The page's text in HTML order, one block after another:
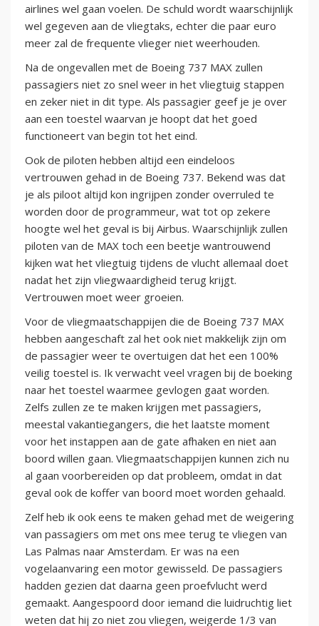
airlines wel gaan voelen. De schuld wordt waarschijnlijk
wel gegeven aan de vliegtaks, echter die paar euro
meer zal de frequente vlieger niet weerhouden.
Na de ongevallen met de Boeing 737 MAX zullen
passagiers niet zo snel weer in het vliegtuig stappen
en zeker niet in dit type. Als passagier geef je je over
aan een toestel waarvan je hoopt dat het goed
functioneert van begin tot het eind.
Ook de piloten hebben altijd een eindeloos
vertrouwen gehad in de Boeing 737. Bekend was dat
je als piloot altijd kon ingrijpen zonder overruled te
worden door de programmeur, wat tot op zekere
hoogte wel het geval is bij Airbus. Waarschijnlijk zullen
piloten van de MAX toch een beetje wantrouwend
kijken wat het vliegtuig tijdens de vlucht allemaal doet
nadat het zijn vliegwaardigheid terug krijgt.
Vertrouwen moet weer groeien.
Voor de vliegmaatschappijen die de Boeing 737 MAX
hebben aangeschaft zal het ook niet makkelijk zijn om
de passagier weer te overtuigen dat het een 100%
veilig toestel is. Ik verwacht veel vragen bij de boeking
naar het toestel waarmee gevlogen gaat worden.
Zelfs zullen ze te maken krijgen met passagiers,
meestal vakantiegangers, die het laatste moment
voor het instappen aan de gate afhaken en niet aan
boord willen gaan. Vliegmaatschappijen kunnen zich nu
al gaan voorbereiden op dat probleem, omdat in dat
geval ook de koffer van boord moet worden gehaald.
Zelf heb ik ook eens te maken gehad met de weigering
van passagiers om met ons mee terug te vliegen van
Las Palmas naar Amsterdam. Er was na een
vogelaanvaring een motor gewisseld. De passagiers
hadden gezien dat daarna geen proefvlucht werd
gemaakt. Aangespoord door iemand die luidruchtig liet
weten dat hij zo niet zou vliegen, weigerde 1/3 van